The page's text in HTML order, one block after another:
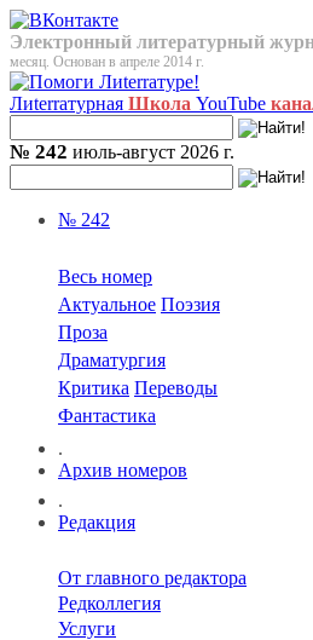
Электронный литературный
месяц. Основан в апреле 2014 г.
Лиterraтурная Школа YouTube
№ 242 июль-август 2026 г.
№ 242
Весь номер
Актуальное Поэзия
Проза
Драматургия
Критика Переводы
Фантастика
.
Архив номеров
.
Редакция
От главного редактора
Редколлегия
Услуги